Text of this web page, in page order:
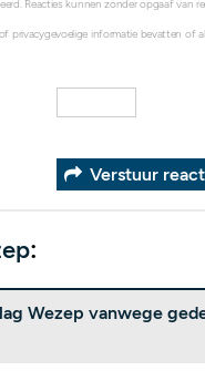
Reacties kunnen zonder opgaaf van
privacygevoelige informatie bevatten
Verstuur
:
Wezep vanwege